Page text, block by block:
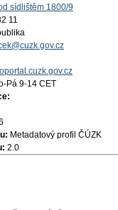
sídlištěm 1800/9
11
Pá 9-14 CET
Metadatový profil ČÚZK
2.0